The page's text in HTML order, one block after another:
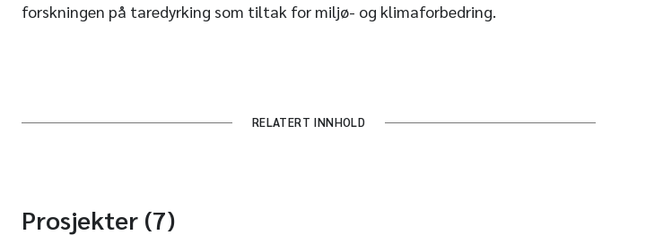
forskningen på taredyrking som tiltak for miljø- og klimaforbedring.
RELATERT INNHOLD
Prosjekter (7)